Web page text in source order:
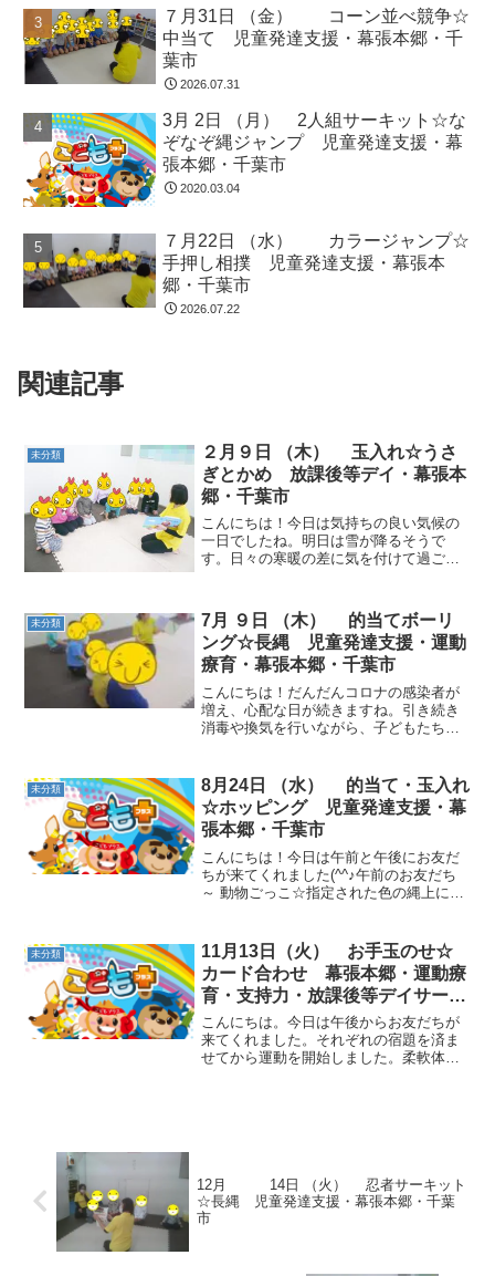
７月31日 （金） コーン並べ競争☆
中当て 児童発達支援・幕張本郷・千
葉市
2026.07.31
3月 2日 （月） 2人組サーキット☆な
ぞなぞ縄ジャンプ 児童発達支援・幕
張本郷・千葉市
2020.03.04
７月22日 （水） カラージャンプ☆
手押し相撲 児童発達支援・幕張本
郷・千葉市
2026.07.22
関連記事
未分類
２月９日 （木） 玉入れ☆うさ
ぎとかめ 放課後等デイ・幕張本
郷・千葉市
こんにちは！今日は気持ちの良い気候の
一日でしたね。明日は雪が降るそうで
す。日々の寒暖の差に気を付けて過ごし
姿勢を正しました。色を聞いたら素早く
動くことを意識し...
未分類
7月 ９日 （木） 的当てボーリ
ング☆長縄 児童発達支援・運動
療育・幕張本郷・千葉市
こんにちは！だんだんコロナの感染者が
増え、心配な日が続きますね。引き続き
消毒や換気を行いながら、子どもたちの
かり準備運動を行いました。動物ごっこ
☆決められた人数でグルー...
未分類
8月24日 （水） 的当て・玉入れ
☆ホッピング 児童発達支援・幕
張本郷・千葉市
こんにちは！今日は午前と午後にお友だ
ちが来てくれました(^^♪午前のお友だち
～ 動物ごっこ☆指定された色の縄上に立
ら、ペットボトルの的に向かってボール
を投げました。倒す...
未分類
11月13日（火） お手玉のせ☆
カード合わせ 幕張本郷・運動療
育・支持力・放課後等デイサービ
ス
こんにちは。今日は午後からお友だちが
来てくれました。それぞれの宿題を済ま
せてから運動を開始しました。柔軟体操
12月 14日 （火） 忍者サーキット
☆長縄 児童発達支援・幕張本郷・千葉
市